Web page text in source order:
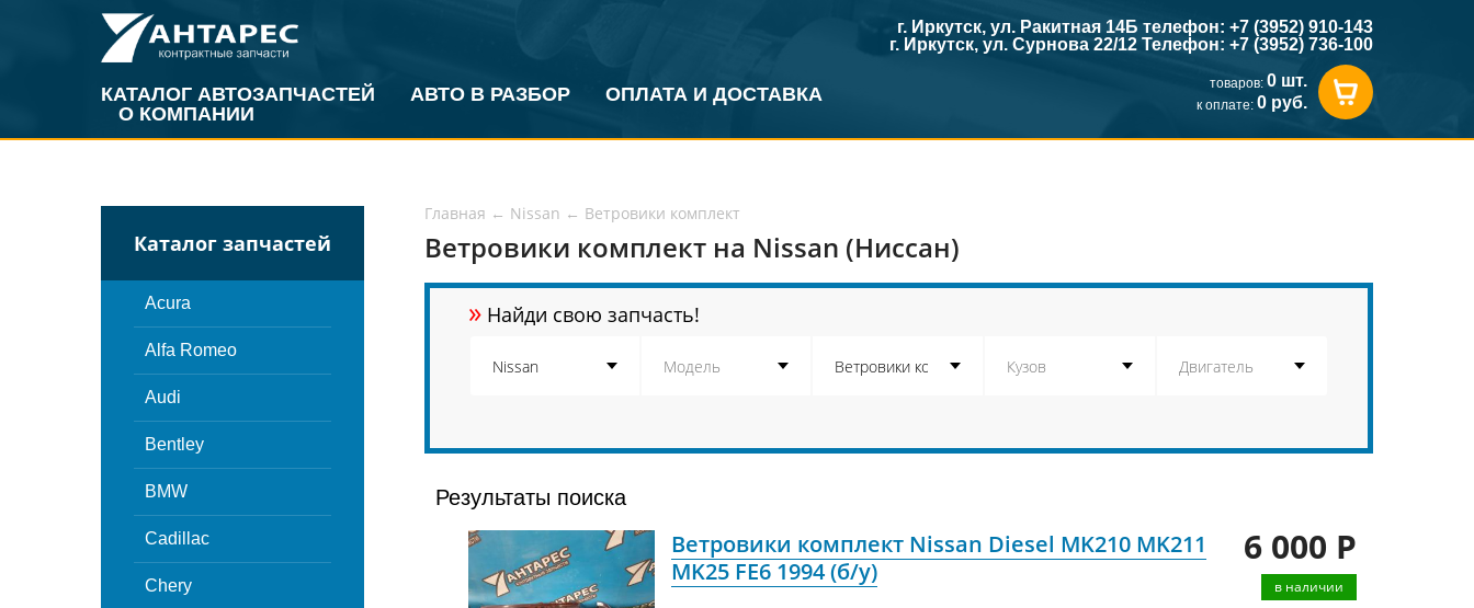
КАТАЛОГ АВТОЗАПЧАСТЕЙ АВТО В РАЗБОР
ОПЛАТА И ДОСТАВКА
О КОМПАНИИ
г. Иркутск, ул. Ракитная 14Б телефон: +7 (3952) 910-143
г. Иркутск, ул. Сурнова 22/12 Телефон: +7 (3952) 736-100
товаров: 0 шт.
к оплате: 0 руб.
Каталог запчастей
Acura
Alfa Romeo
Audi
Bentley
BMW
Cadillac
Chery
Главная ← Nissan ← Ветровики комплект
Ветровики комплект на Nissan (Ниссан)
» Найди свою запчасть!
Результаты поиска
Ветровики комплект Nissan Diesel MK210 MK211
MK25 FE6 1994 (б/у)
6 000 Р
в наличии